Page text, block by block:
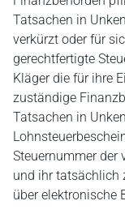
Tatsachen in
verkürzt oder für
gerechtfertigte
Kläger die für ihre
zuständige
Tatsachen in
Steuernummer der
und ihr tatsächlich
über elektronische